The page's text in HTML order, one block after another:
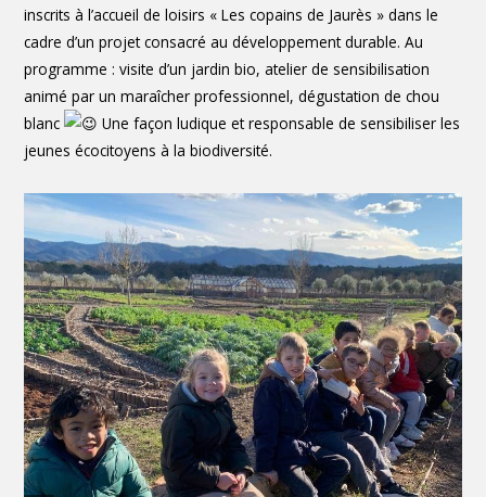
inscrits à l’accueil de loisirs « Les copains de Jaurès » dans le
cadre d’un projet consacré au développement durable. Au
programme : visite d’un jardin bio, atelier de sensibilisation
animé par un maraîcher professionnel, dégustation de chou
blanc
Une façon ludique et responsable de sensibiliser les
jeunes écocitoyens à la biodiversité.